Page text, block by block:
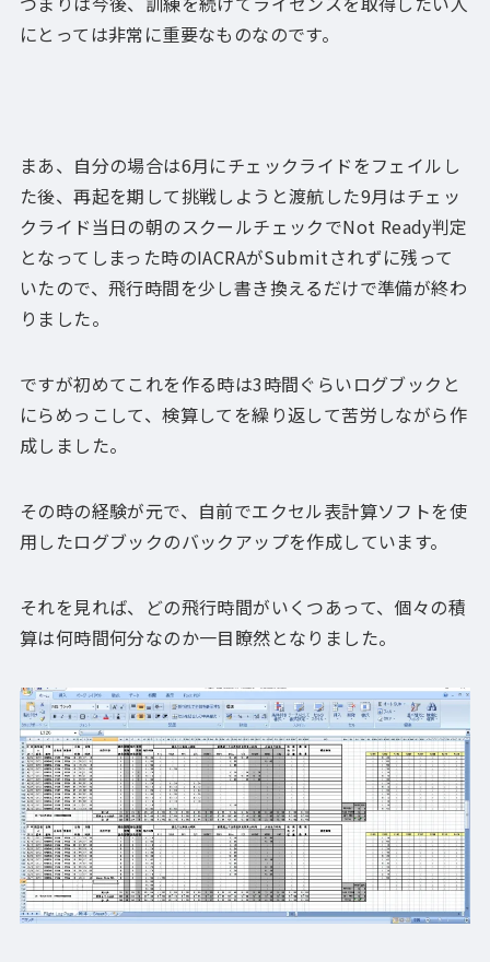
にとっては非常に重要なものなのです。
まあ、自分の場合は6月にチェックライドをフェイルし
た後、再起を期して挑戦しようと渡航した9月はチェッ
クライド当日の朝のスクールチェックでNot Ready判定
となってしまった時のIACRAがSubmitされずに残って
いたので、飛行時間を少し書き換えるだけで準備が終わ
りました。
ですが初めてこれを作る時は3時間ぐらいログブックと
にらめっこして、検算してを繰り返して苦労しながら作
成しました。
その時の経験が元で、自前でエクセル表計算ソフトを使
用したログブックのバックアップを作成しています。
それを見れば、どの飛行時間がいくつあって、個々の積
算は何時間何分なのか一目瞭然となりました。